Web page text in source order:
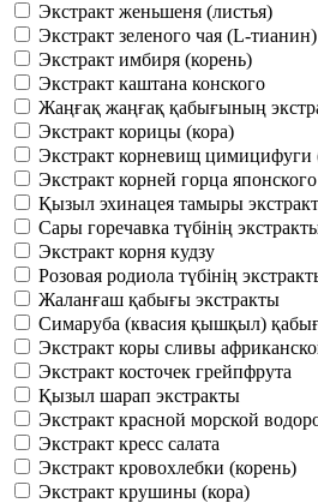
Экстракт женьшеня (листья)
Экстракт зеленого чая (L-тианин)
Экстракт имбиря (корень)
Экстракт каштана конского
Жаңғақ жаңғақ қабығының
Экстракт корицы (кора)
Экстракт корневищ цимицифуги
Экстракт корней горца японского
Қызыл эхинацея тамыры
Сары горечавка түбінің
Экстракт корня кудзу
Розовая родиола түбінің
Жаланғаш қабығы экстракты
Симаруба (квасия қышқыл)
Экстракт коры сливы
Экстракт косточек грейпфрута
Қызыл шарап экстракты
Экстракт красной морской
Экстракт кресс салата
Экстракт кровохлебки (корень)
Экстракт крушины (кора)